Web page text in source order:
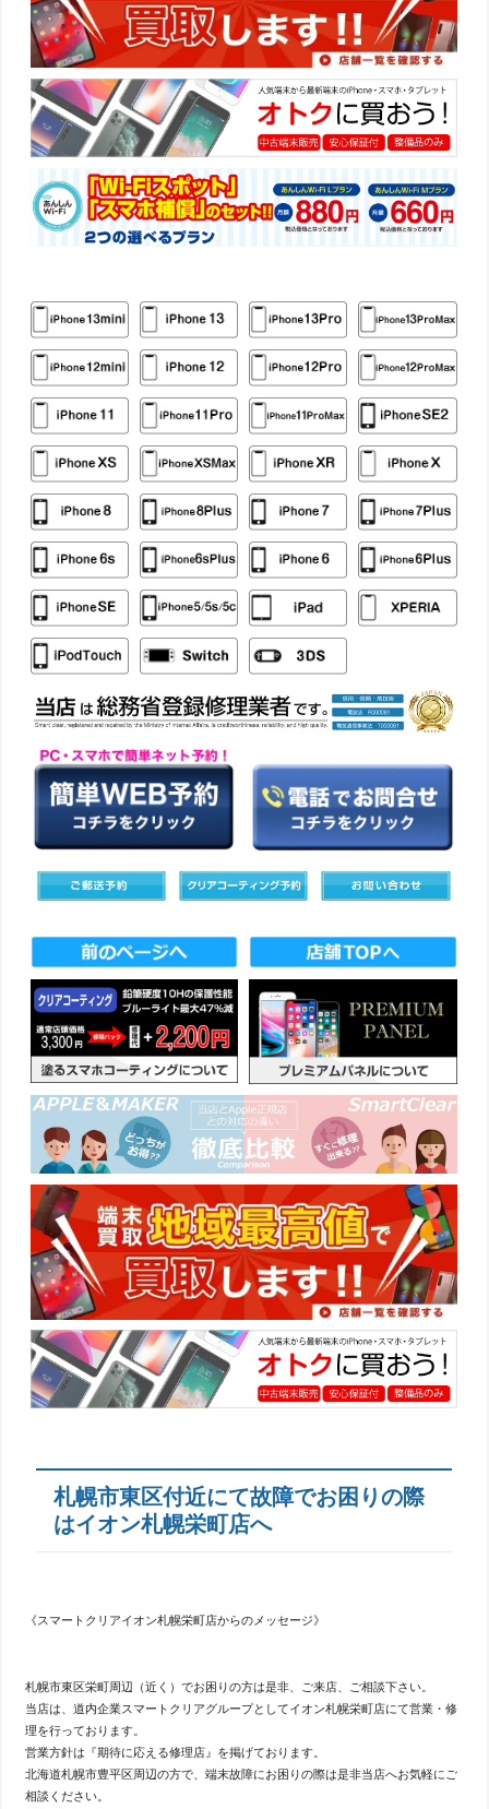
札幌市東区付近にて故障でお困りの際
はイオン札幌栄町店へ
《スマートクリアイオン札幌栄町店からのメッセージ》
札幌市東区栄町周辺（近く）でお困りの方は是非、ご来店、ご相談下さい。
当店は、道内企業スマートクリアグループとしてイオン札幌栄町店にて営業・修
理を行っております。
営業方針は『期待に応える修理店』を掲げております。
北海道札幌市豊平区周辺の方で、端末故障にお困りの際は是非当店へお気軽にご
相談ください。